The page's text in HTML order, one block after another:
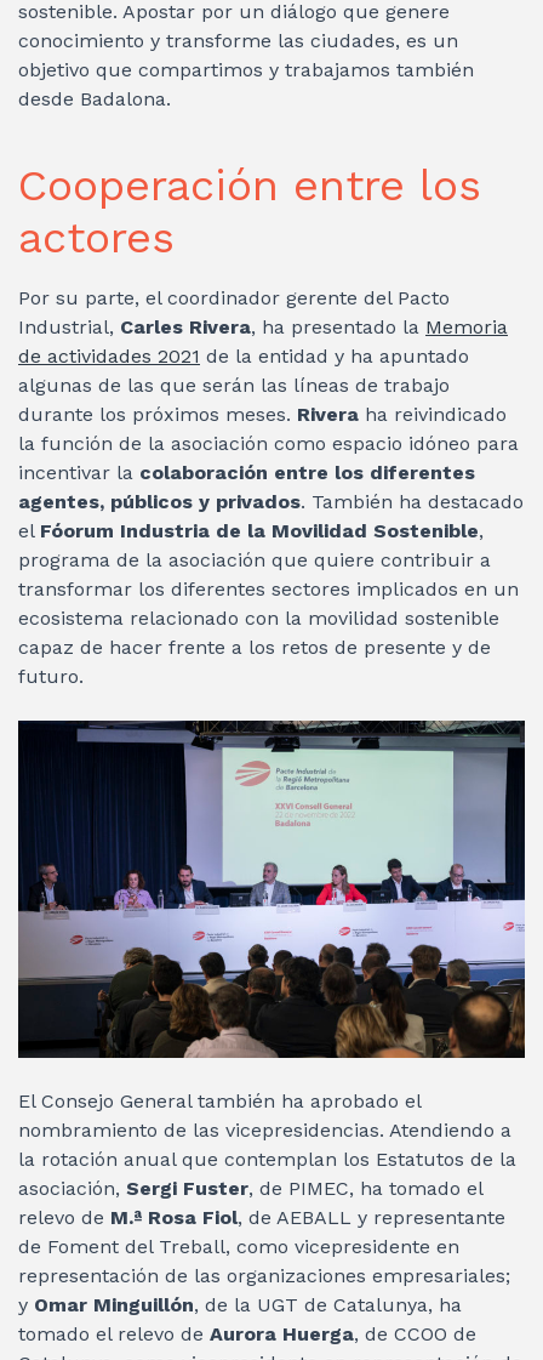
sostenible. Apostar por un diálogo que genere
conocimiento y transforme las ciudades, es un
objetivo que compartimos y trabajamos también
desde Badalona.
Cooperación entre los
actores
Por su parte, el coordinador gerente del Pacto
Industrial, Carles Rivera, ha presentado la Memoria
de actividades 2021 de la entidad y ha apuntado
algunas de las que serán las líneas de trabajo
durante los próximos meses. Rivera ha reivindicado
la función de la asociación como espacio idóneo para
incentivar la colaboración entre los diferentes
agentes, públicos y privados. También ha destacado
el Fóorum Industria de la Movilidad Sostenible,
programa de la asociación que quiere contribuir a
transformar los diferentes sectores implicados en un
ecosistema relacionado con la movilidad sostenible
capaz de hacer frente a los retos de presente y de
futuro.
El Consejo General también ha aprobado el
nombramiento de las vicepresidencias. Atendiendo a
la rotación anual que contemplan los Estatutos de la
asociación, Sergi Fuster, de PIMEC, ha tomado el
relevo de M.ª Rosa Fiol, de AEBALL y representante
de Foment del Treball, como vicepresidente en
representación de las organizaciones empresariales;
y Omar Minguillón, de la UGT de Catalunya, ha
tomado el relevo de Aurora Huerga, de CCOO de